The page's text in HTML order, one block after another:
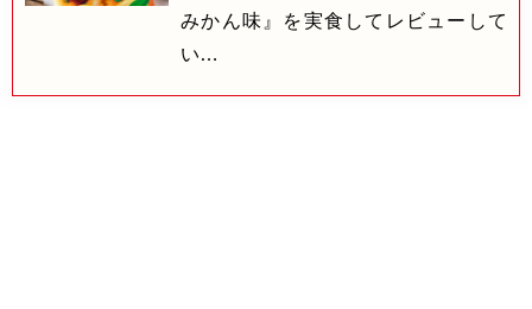
みかん味』を実食してレビューして
い…